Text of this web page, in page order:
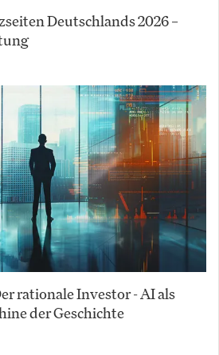
Deutschlands 2026 –
rationale Investor - AI als
der Geschichte